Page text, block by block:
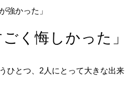
強かった」
く悔しかった」
ひとつ、2人にとって大きな出来